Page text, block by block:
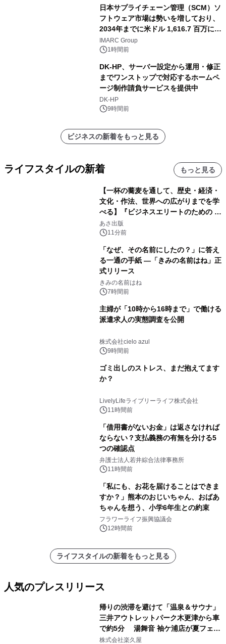
日本サプライチェーン管理（SCM）ソ
フトウェア市場は勢いを増しており、
2034年までに米ドル 1,616.7 百万に達
し、CAGR 3.42%で成長すると予測
IMARC Group
1時間前
DK-HP、サーバー設定から運用・修正
までワンストップで対応するホームペ
ージ制作請負サービスを提供中
DK-HP
9時間前
ビジネスの新着をもっと見る
ライフスタイルの新着 もっと見る
【一杯の蕎麦を通して、歴史・経済・
文化・作法、世界への広がりまでを学
べる】『ビジネスエリートのための 教
養としての蕎麦』2026年8月25日
（火）発売
あさ出版
11分前
「なぜ、その名前にしたの？」に答え
る一通の手紙 ―「きみの名前はね」正
式リリース
きみの名前はね
7時間前
主婦が「10時から16時まで」で働ける
派遣求人の実態調査を公開
株式会社cielo azul
9時間前
ゴミ出しのストレス、まだ抱えてます
か？
LivelyLifeライブリーライフ株式会社
11時間前
「借用書がないお金」は返さなければ
ならない？支払義務の有無を分ける5
つの確認点
弁護士法人若井綜合法律事務所
11時間前
「私にも、お花を届けることはできま
すか？」熊本のおじいちゃん、おばあ
ちゃんを想う、小学6年生との約束
フラワーライフ振興協議会
12時間前
ライフスタイルの新着をもっと見る
人気のプレスリリース
帰りの渋滞を避けて「温泉＆サウナ」
三井アウトレットパーク木更津から車
で約5分 湯舞音 袖ケ浦店が夏フェア
メニューを提供
株式会社楽久屋